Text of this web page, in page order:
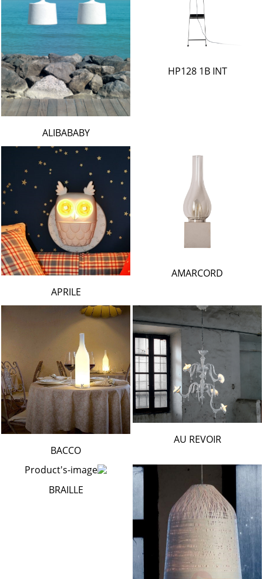
HP128 1B INT
ALIBABABY
AMARCORD
APRILE
AU REVOIR
BACCO
BRAILLE